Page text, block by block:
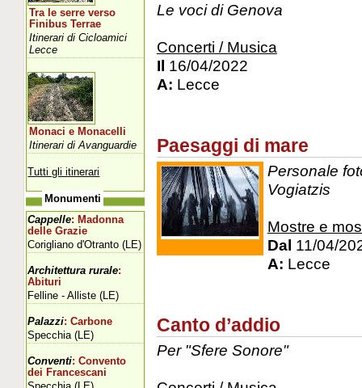
Le voci di Genova
Concerti / Musica
Il 16/04/2022
A: Lecce
Paesaggi di mare
Personale
Vogiatzis
Mostre e
Dal 11/04/
A: Lecce
Canto d’addio
Per "Sfere Sonore"
Tra le serre verso
Finibus Terrae
Itinerari di Cicloamici
Lecce
Monaci e Monacelli
Itinerari di Avanguardie
Tutti gli itinerari
Monumenti
Cappelle: Madonna
delle Grazie
Corigliano d'Otranto (LE)
Architettura rurale:
Abituri
Felline - Alliste (LE)
Palazzi: Carbone
Specchia (LE)
Conventi: Convento
dei Francescani
Specchia (LE)